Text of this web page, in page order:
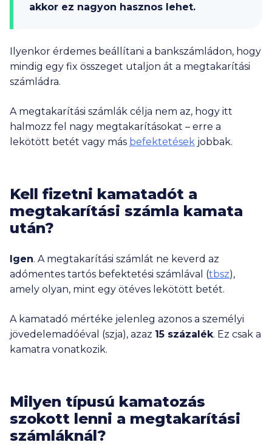
akkor ez nagyon hasznos lehet.
Ilyenkor érdemes beállítani a bankszámládon, hogy
mindig egy fix összeget utaljon át a megtakarítási
számládra.
A megtakarítási számlák célja nem az, hogy itt
halmozz fel nagy megtakarításokat – erre a
lekötött betét vagy más befektetések jobbak.
Kell fizetni kamatadót a
megtakarítási számla kamata
után?
Igen. A megtakarítási számlát ne keverd az
adómentes tartós befektetési számlával (tbsz),
amely olyan, mint egy ötéves lekötött betét.
A kamatadó mértéke jelenleg azonos a személyi
jövedelemadóéval (szja), azaz 15 százalék. Ez csak a
kamatra vonatkozik.
Milyen típusú kamatozás
szokott lenni a megtakarítási
számláknál?